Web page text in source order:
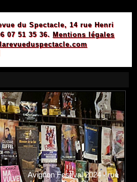
du Spectacle, 14 rue Henri
07 51 35 36. Mentions légales
Avignon Festival 2024 - rue